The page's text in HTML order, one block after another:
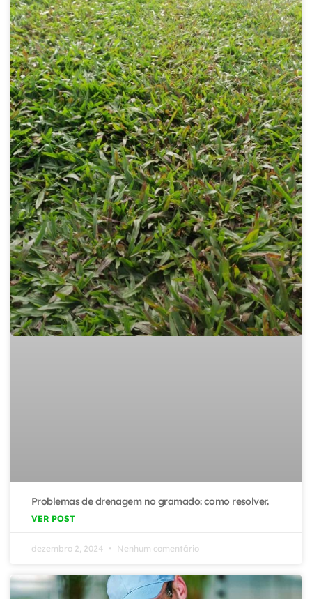
Problemas de drenagem no gramado: como resolver.
VER POST
dezembro 2, 2024 Nenhum comentário